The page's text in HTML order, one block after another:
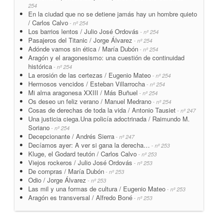
254
En la ciudad que no se detiene jamás hay un hombre quieto
/ Carlos Calvo - nº 254
Los barrios lentos / Julio José Ordovás - nº 254
Pasajeros del Titanic / Jorge Álvarez - nº 254
Adónde vamos sin ética / María Dubón - nº 254
Aragón y el aragonesismo: una cuestión de continuidad
histórica - nº 254
La erosión de las certezas / Eugenio Mateo - nº 254
Hermosos vencidos / Esteban Villarrocha - nº 254
Mi alma aragonesa XXIII / Más Buñuel - nº 254
Os deseo un feliz verano / Manuel Medrano - nº 254
Cosas de derechas de toda la vida / Antonio Tausiet - nº 247
Una justicia ciega.Una policía adoctrinada / Raimundo M.
Soriano - nº 254
Decepcionante / Andrés Sierra - nº 247
Decíamos ayer: A ver si gana la derecha… - nº 253
Kluge, el Godard teutón / Carlos Calvo - nº 253
Viejos rockeros / Julio José Ordovás - nº 253
De compras / María Dubón - nº 253
Odio / Jorge Álvarez - nº 253
Las mil y una formas de cultura / Eugenio Mateo - nº 253
Aragón es transversal / Alfredo Boné - nº 253